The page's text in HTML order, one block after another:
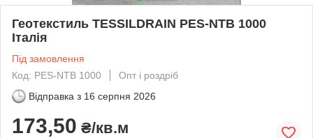
Геотекстиль TESSILDRAIN PES-NTB 1000
Італія
Під замовлення
Код: PES-NTB 1000
Опт і роздріб
Відправка з 16 серпня 2026
173,50 ₴/кв.м